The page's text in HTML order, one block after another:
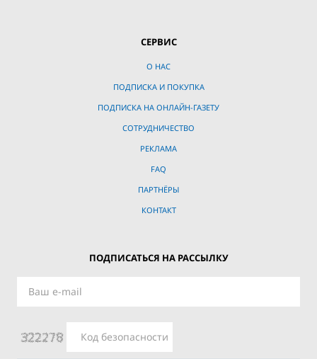
СЕРВИС
О НАС
ПОДПИСКА И ПОКУПКА
ПОДПИСКА НА ОНЛАЙН-ГАЗЕТУ
СОТРУДНИЧЕСТВО
РЕКЛАМА
FAQ
ПАРТНЁРЫ
КОНТАКТ
ПОДПИСАТЬСЯ НА РАССЫЛКУ